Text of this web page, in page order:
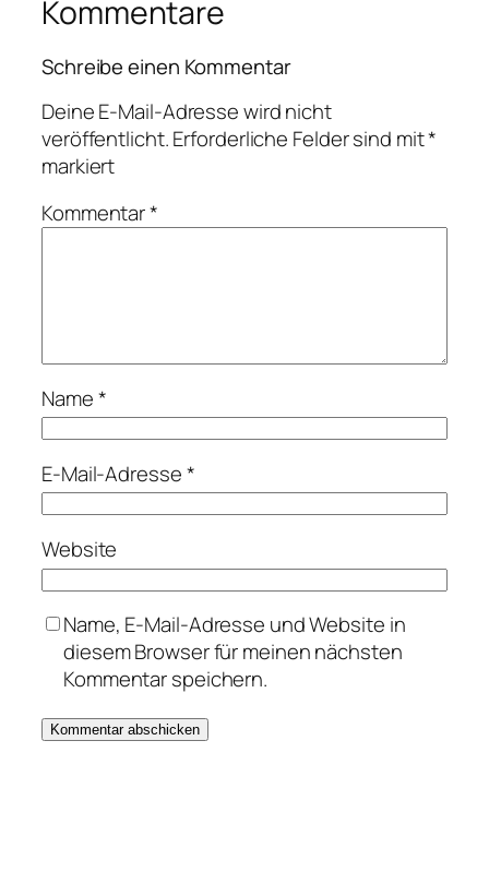
Kommentare
Schreibe einen Kommentar
Deine E-Mail-Adresse wird nicht
veröffentlicht.Erforderliche Felder sind mit*
markiert
Kommentar*
Name*
E-Mail-Adresse*
Website
Name, E-Mail-Adresse und Website in
diesem Browser für meinen nächsten
Kommentar speichern.